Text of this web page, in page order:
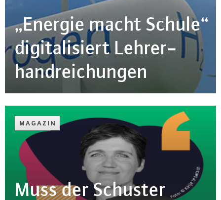
„Energie macht Schule“
di­gi­ta­li­siert Leh­rer­
hand­rei­chun­gen
MAGAZIN
Muss der Schuster